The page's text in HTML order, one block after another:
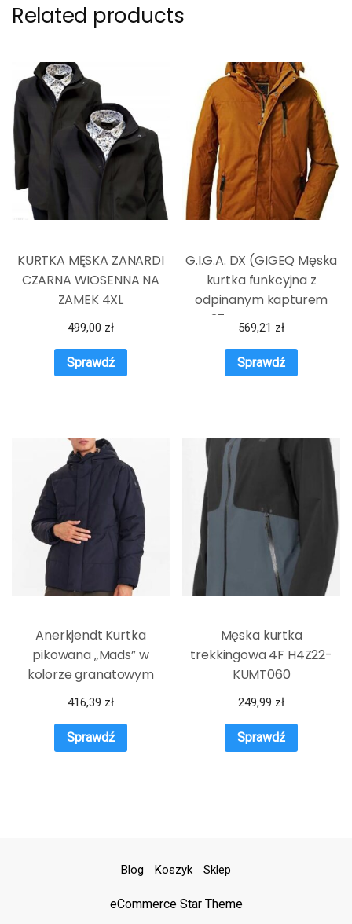
Related products
KURTKA MĘSKA ZANARDI
CZARNA WIOSENNA NA
ZAMEK 4XL
499,00 zł
Sprawdź
G.I.G.A. DX (GIGEQ Męska
kurtka funkcyjna z
odpinanym kapturem
GW 37 MN JCKT, curry, M,
38541-000
569,21 zł
Sprawdź
Anerkjendt Kurtka
pikowana „Mads” w
kolorze granatowym
416,39 zł
Sprawdź
Męska kurtka
trekkingowa 4F H4Z22-
KUMT060
249,99 zł
Sprawdź
Blog Koszyk Sklep
eCommerce Star Theme